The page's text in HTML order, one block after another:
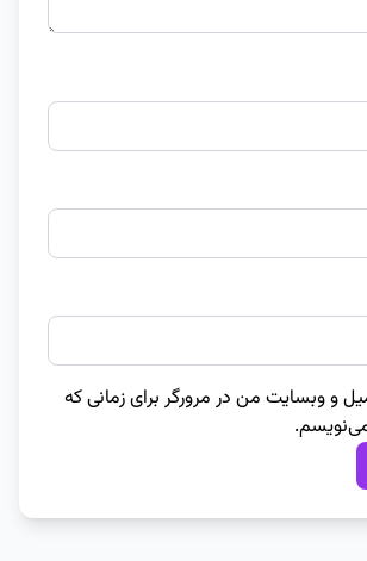
و وبسایت من در مرورگر برای زمانی که